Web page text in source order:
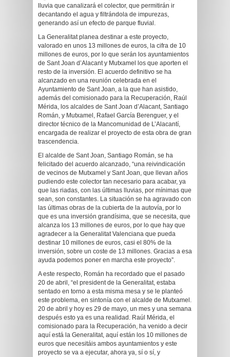
lluvia que canalizará el colector, que permitirán ir
decantando el agua y filtrándola de impurezas,
generando así un efecto de parque fluvial.
La Generalitat planea destinar a este proyecto,
valorado en unos 13 millones de euros, la cifra de 10
millones de euros, por lo que serán los ayuntamientos
de Sant Joan d’Alacant y Mutxamel los que aporten el
resto de la inversión. El acuerdo definitivo se ha
alcanzado en una reunión celebrada en el
Ayuntamiento de Sant Joan, a la que han asistido,
además del comisionado para la Recuperación, Raúl
Mérida, los alcaldes de Sant Joan d’Alacant, Santiago
Román, y Mutxamel, Rafael García Berenguer, y el
director técnico de la Mancomunidad de L’Alacantí,
encargada de realizar el proyecto de esta obra de gran
trascendencia.
El alcalde de Sant Joan, Santiago Román, se ha
felicitado del acuerdo alcanzado, “una reivindicación
de vecinos de Mutxamel y Sant Joan, que llevan años
pudiendo este colector tan necesario para acabar, ya
que las riadas, con las últimas lluvias, por mínimas que
sean, son constantes. La situación se ha agravado con
las últimas obras de la cubierta de la autovía, por lo
que es una inversión grandísima, que se necesita, que
alcanza los 13 millones de euros, por lo que hay que
agradecer a la Generalitat Valenciana que pueda
destinar 10 millones de euros, casi el 80% de la
inversión, sobre un coste de 13 millones. Gracias a esa
ayuda podemos poner en marcha este proyecto”.
A este respecto, Román ha recordado que el pasado
20 de abril, “el president de la Generalitat, estaba
sentado en torno a esta misma mesa y se le planteó
este problema, en sintonía con el alcalde de Mutxamel.
20 de abril y hoy es 29 de mayo, un mes y una semana
después esto ya es una realidad. Raúl Mérida, el
comisionado para la Recuperación, ha venido a decir
aquí está la Generalitat, aquí están los 10 millones de
euros que necesitáis ambos ayuntamientos y este
proyecto se va a ejecutar, ahora ya, sí o sí, y